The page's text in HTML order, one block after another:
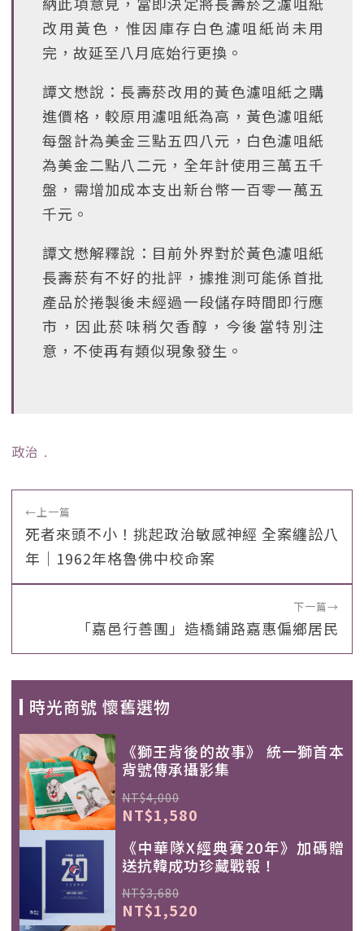
改用黃色，惟因庫存白色濾咀紙尚未用
完，故延至八月底始行更換。
譚文懋說：長壽菸改用的黃色濾咀紙之購
進價格，較原用濾咀紙為高，黃色濾咀紙
每盤計為美金三點五四八元，白色濾咀紙
為美金二點八二元，全年計使用三萬五千
盤，需增加成本支出新台幣一百零一萬五
千元。
譚文懋解釋說：目前外界對於黃色濾咀紙
長壽菸有不好的批評，據推測可能係首批
產品於捲製後未經過一段儲存時間即行應
市，因此菸味稍欠香醇，今後當特別注
意，不使再有類似現象發生。
政治 ﹒
←上一篇
死者來頭不小！挑起政治敏感神經 全案纏訟八
年｜1962年格魯佛中校命案
下一篇→
「嘉邑行善團」造橋鋪路嘉惠偏鄉居民
時光商號 懷舊選物
《獅王背後的故事》 統一獅首本
背號傳承攝影集
NT$4,000
NT$1,580
《中華隊X經典賽20年》加碼贈
送抗韓成功珍藏戰報！
NT$3,680
NT$1,520